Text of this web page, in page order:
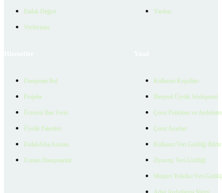
Emlak Değeri
Verilerimiz
Yardım
Danışman Bul
Projeler
Ücretsiz İlan Verin
Üyelik Paketleri
EmlakZeka Asistan
Uzman Danışmanlar
Kullanım Koşulları
Bireysel Üyelik Sözleşmesi
Çerez Politikası ve
Çerez Ayarları
Kullanıcı Veri Gizliliği
Ziyaretçi Veri Gizliliği
Müşteri Yetkilisi Veri